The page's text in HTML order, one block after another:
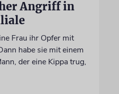
Angriff in
Frau ihr Opfer mit
habe sie mit einem
der eine Kippa trug,